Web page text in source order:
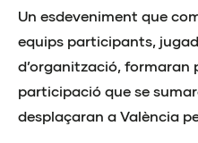
Un esdeveniment que
equips participants,
d’organització, formaran
participació que se
desplaçaran a València